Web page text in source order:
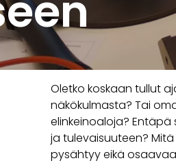
Oletko koskaan tullut
näkökulmasta? Tai
elinkeinoaloja? Entäpä
ja tulevaisuuteen?
pysähtyy eikä